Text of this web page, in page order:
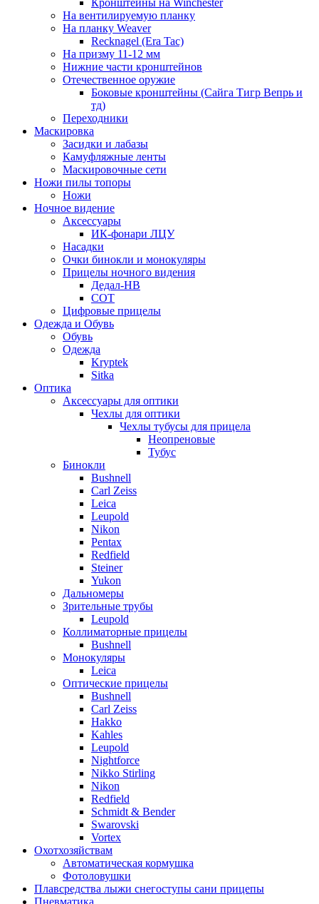
Кронштейны на Winchester
На вентилируемую планку
На планку Weaver
Recknagel (Era Tac)
На призму 11-12 мм
Нижние части кронштейнов
Отечественное оружие
Боковые кронштейны (Сайга Тигр Вепрь и
тд)
Переходники
Маскировка
Засидки и лабазы
Камуфляжные ленты
Маскировочные сети
Ножи пилы топоры
Ножи
Ночное видение
Аксессуары
ИК-фонари ЛЦУ
Насадки
Очки бинокли и монокуляры
Прицелы ночного видения
Дедал-НВ
СОТ
Цифровые прицелы
Одежда и Обувь
Обувь
Одежда
Kryptek
Sitka
Оптика
Аксессуары для оптики
Чехлы для оптики
Чехлы тубусы для прицела
Неопреновые
Тубус
Бинокли
Bushnell
Carl Zeiss
Leica
Leupold
Nikon
Pentax
Redfield
Steiner
Yukon
Дальномеры
Зрительные трубы
Leupold
Коллиматорные прицелы
Bushnell
Монокуляры
Leica
Оптические прицелы
Bushnell
Carl Zeiss
Hakko
Kahles
Leupold
Nightforce
Nikko Stirling
Nikon
Redfield
Schmidt & Bender
Swarovski
Vortex
Охотхозяйствам
Автоматическая кормушка
Фотоловушки
Плавсредства лыжи снегоступы сани прицепы
Пневматика